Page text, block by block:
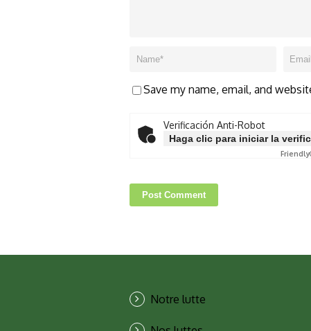
Save my name, email, and
Verificación Anti-Robot
Haga clic para iniciar la
Friendly
Notre lutte